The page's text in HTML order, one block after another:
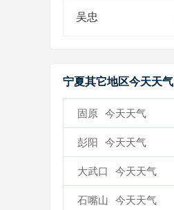
吴忠
宁夏其它地区今天天气
固原 今天天气
彭阳 今天天气
大武口 今天天气
石嘴山 今天天气